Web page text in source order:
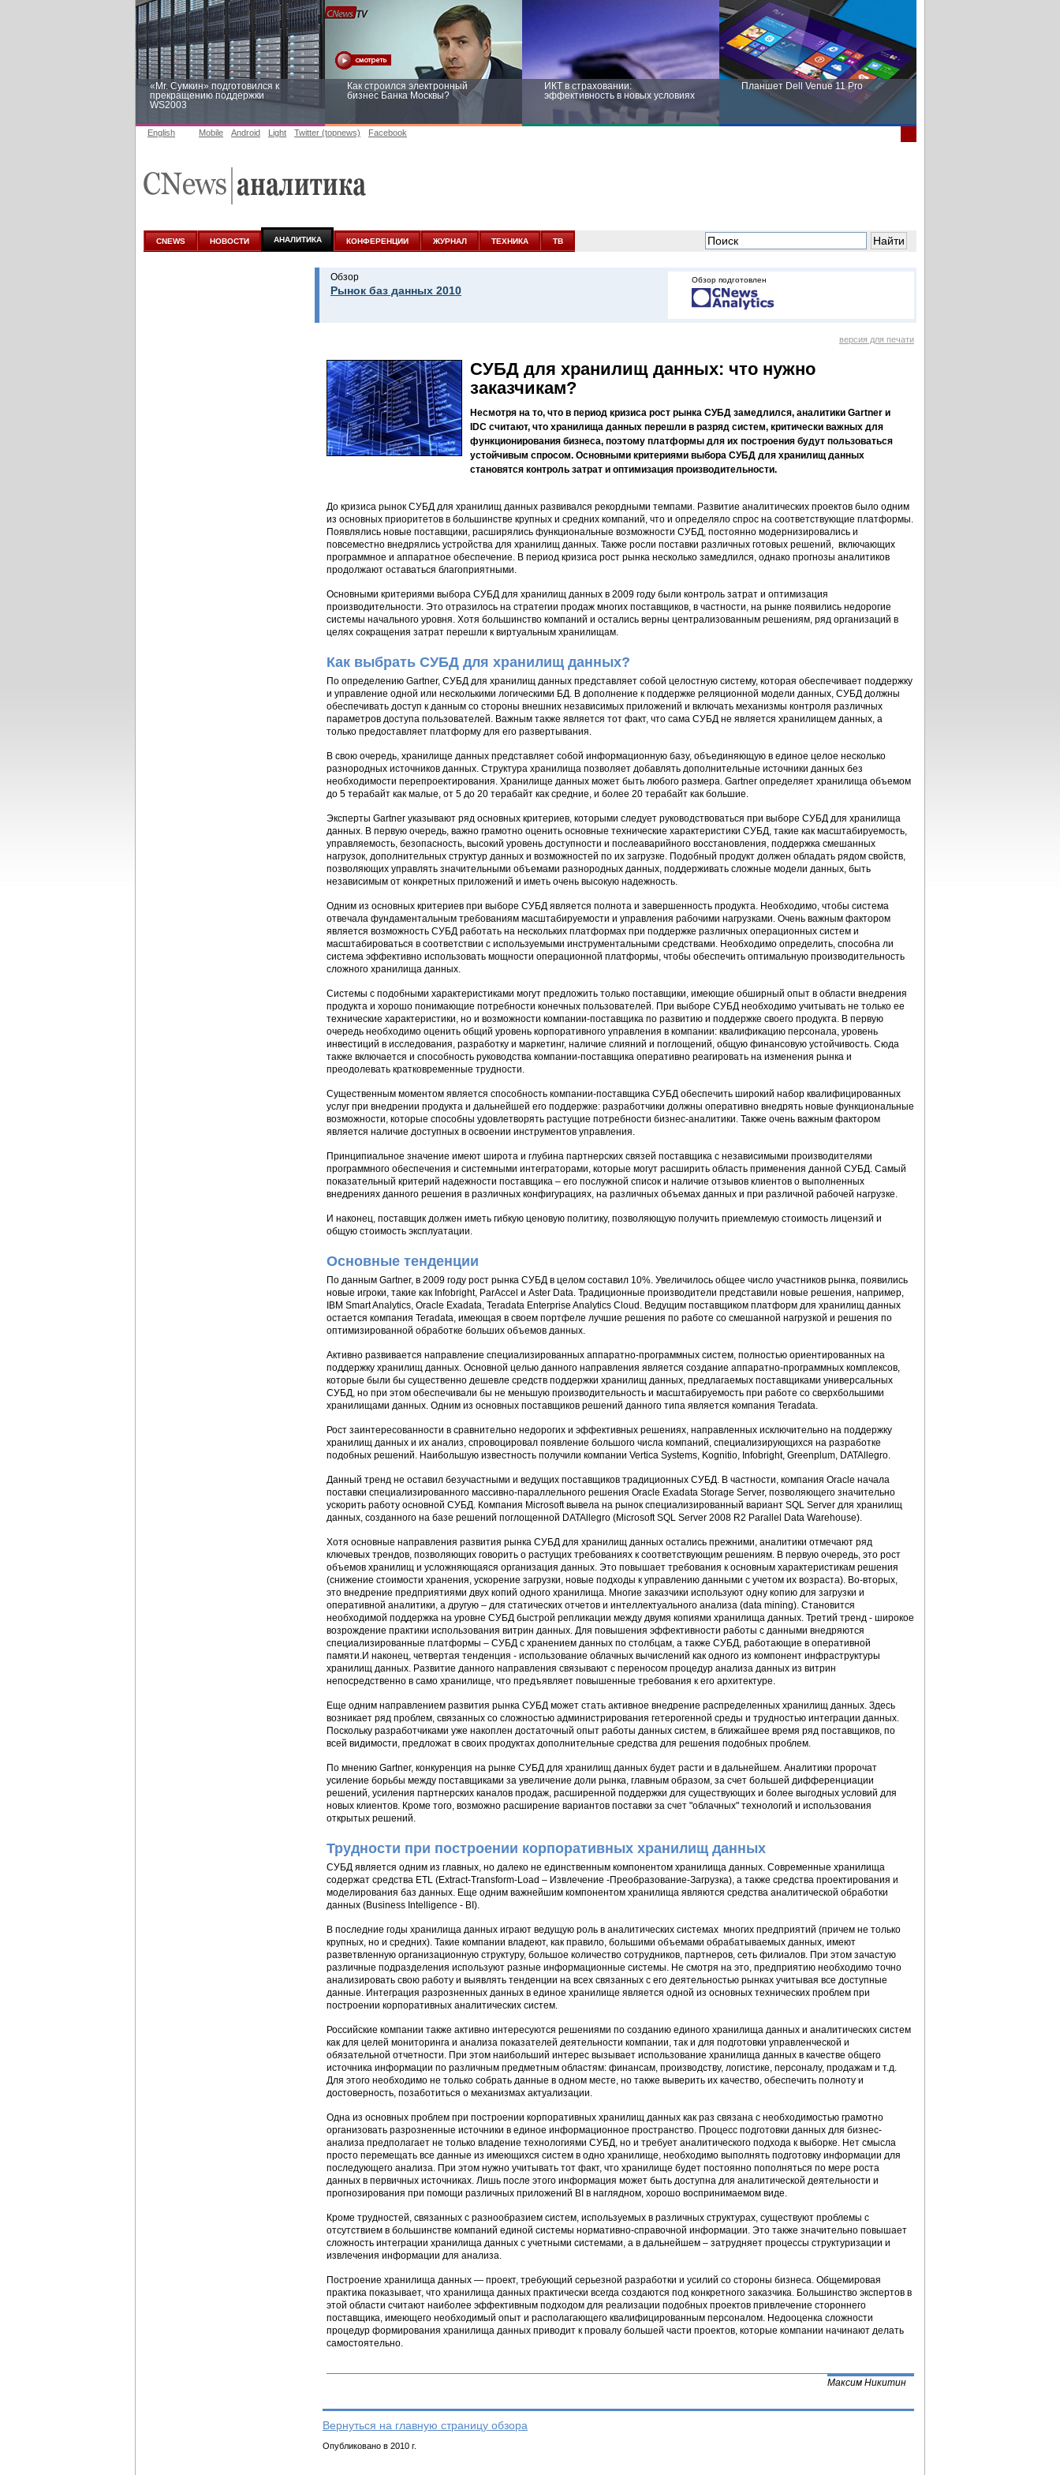
«Mr. Сумкин» подготовился к
прекращению поддержки
WS2003
Как строился электронный
бизнес Банка Москвы?
ИКТ в страховании:
эффективность в новых условиях
Планшет Dell Venue 11 Pro
аналитике
новых условиях
English Mobile Android Light Twitter (topnews) Facebook
CNEWS НОВОСТИ АНАЛИТИКА КОНФЕРЕНЦИИ ЖУРНАЛ ТЕХНИКА ТВ
Обзор
Рынок баз данных 2010
Обзор подготовлен
версия для печати
СУБД для хранилищ данных: что нужно
заказчикам?
Несмотря на то, что в период кризиса рост рынка СУБД замедлился, аналитики Gartner и
IDC считают, что хранилища данных перешли в разряд систем, критически важных для
функционирования бизнеса, поэтому платформы для их построения будут пользоваться
устойчивым спросом. Основными критериями выбора СУБД для хранилищ данных
становятся контроль затрат и оптимизация производительности.
До кризиса рынок СУБД для хранилищ данных развивался рекордными темпами. Развитие аналитических проектов было одним
из основных приоритетов в большинстве крупных и средних компаний, что и определяло спрос на соответствующие платформы.
Появлялись новые поставщики, расширялись функциональные возможности СУБД, постоянно модернизировались и
повсеместно внедрялись устройства для хранилищ данных. Также росли поставки различных готовых решений, включающих
программное и аппаратное обеспечение. В период кризиса рост рынка несколько замедлился, однако прогнозы аналитиков
продолжают оставаться благоприятными.
Основными критериями выбора СУБД для хранилищ данных в 2009 году были контроль затрат и оптимизация
производительности. Это отразилось на стратегии продаж многих поставщиков, в частности, на рынке появились недорогие
системы начального уровня. Хотя большинство компаний и остались верны централизованным решениям, ряд организаций в
целях сокращения затрат перешли к виртуальным хранилищам.
Как выбрать СУБД для хранилищ данных?
По определению Gartner, СУБД для хранилищ данных представляет собой целостную систему, которая обеспечивает поддержку
и управление одной или несколькими логическими БД. В дополнение к поддержке реляционной модели данных, СУБД должны
обеспечивать доступ к данным со стороны внешних независимых приложений и включать механизмы контроля различных
параметров доступа пользователей. Важным также является тот факт, что сама СУБД не является хранилищем данных, а
только предоставляет платформу для его развертывания.
В свою очередь, хранилище данных представляет собой информационную базу, объединяющую в единое целое несколько
разнородных источников данных. Структура хранилища позволяет добавлять дополнительные источники данных без
необходимости перепроектирования. Хранилище данных может быть любого размера. Gartner определяет хранилища объемом
до 5 терабайт как малые, от 5 до 20 терабайт как средние, и более 20 терабайт как большие.
Эксперты Gartner указывают ряд основных критериев, которыми следует руководствоваться при выборе СУБД для хранилища
данных. В первую очередь, важно грамотно оценить основные технические характеристики СУБД, такие как масштабируемость,
управляемость, безопасность, высокий уровень доступности и послеаварийного восстановления, поддержка смешанных
нагрузок, дополнительных структур данных и возможностей по их загрузке. Подобный продукт должен обладать рядом свойств,
позволяющих управлять значительными объемами разнородных данных, поддерживать сложные модели данных, быть
независимым от конкретных приложений и иметь очень высокую надежность.
Одним из основных критериев при выборе СУБД является полнота и завершенность продукта. Необходимо, чтобы система
отвечала фундаментальным требованиям масштабируемости и управления рабочими нагрузками. Очень важным фактором
является возможность СУБД работать на нескольких платформах при поддержке различных операционных систем и
масштабироваться в соответствии с используемыми инструментальными средствами. Необходимо определить, способна ли
система эффективно использовать мощности операционной платформы, чтобы обеспечить оптимальную производительность
сложного хранилища данных.
Системы с подобными характеристиками могут предложить только поставщики, имеющие обширный опыт в области внедрения
продукта и хорошо понимающие потребности конечных пользователей. При выборе СУБД необходимо учитывать не только ее
технические характеристики, но и возможности компании-поставщика по развитию и поддержке своего продукта. В первую
очередь необходимо оценить общий уровень корпоративного управления в компании: квалификацию персонала, уровень
инвестиций в исследования, разработку и маркетинг, наличие слияний и поглощений, общую финансовую устойчивость. Сюда
также включается и способность руководства компании-поставщика оперативно реагировать на изменения рынка и
преодолевать кратковременные трудности.
Существенным моментом является способность компании-поставщика СУБД обеспечить широкий набор квалифицированных
услуг при внедрении продукта и дальнейшей его поддержке: разработчики должны оперативно внедрять новые функциональные
возможности, которые способны удовлетворять растущие потребности бизнес-аналитики. Также очень важным фактором
является наличие доступных в освоении инструментов управления.
Принципиальное значение имеют широта и глубина партнерских связей поставщика с независимыми производителями
программного обеспечения и системными интеграторами, которые могут расширить область применения данной СУБД. Самый
показательный критерий надежности поставщика – его послужной список и наличие отзывов клиентов о выполненных
внедрениях данного решения в различных конфигурациях, на различных объемах данных и при различной рабочей нагрузке.
И наконец, поставщик должен иметь гибкую ценовую политику, позволяющую получить приемлемую стоимость лицензий и
общую стоимость эксплуатации.
Основные тенденции
По данным Gartner, в 2009 году рост рынка СУБД в целом составил 10%. Увеличилось общее число участников рынка, появились
новые игроки, такие как Infobright, ParAccel и Aster Data. Традиционные производители представили новые решения, например,
IBM Smart Analytics, Oracle Exadata, Teradata Enterprise Analytics Cloud. Ведущим поставщиком платформ для хранилищ данных
остается компания Teradata, имеющая в своем портфеле лучшие решения по работе со смешанной нагрузкой и решения по
оптимизированной обработке больших объемов данных.
Активно развивается направление специализированных аппаратно-программных систем, полностью ориентированных на
поддержку хранилищ данных. Основной целью данного направления является создание аппаратно-программных комплексов,
которые были бы существенно дешевле средств поддержки хранилищ данных, предлагаемых поставщиками универсальных
СУБД, но при этом обеспечивали бы не меньшую производительность и масштабируемость при работе со сверхбольшими
хранилищами данных. Одним из основных поставщиков решений данного типа является компания Teradata.
Рост заинтересованности в сравнительно недорогих и эффективных решениях, направленных исключительно на поддержку
хранилищ данных и их анализ, спровоцировал появление большого числа компаний, специализирующихся на разработке
подобных решений. Наибольшую известность получили компании Vertica Systems, Kognitio, Infobright, Greenplum, DATAllegro.
Данный тренд не оставил безучастными и ведущих поставщиков традиционных СУБД. В частности, компания Oracle начала
поставки специализированного массивно-параллельного решения Oracle Exadata Storage Server, позволяющего значительно
ускорить работу основной СУБД. Компания Microsoft вывела на рынок специализированный вариант SQL Server для хранилищ
данных, созданного на базе решений поглощенной DATAllegro (Microsoft SQL Server 2008 R2 Parallel Data Warehouse).
Хотя основные направления развития рынка СУБД для хранилищ данных остались прежними, аналитики отмечают ряд
ключевых трендов, позволяющих говорить о растущих требованиях к соответствующим решениям. В первую очередь, это рост
объемов хранилищ и усложняющаяся организация данных. Это повышает требования к основным характеристикам решения
(снижение стоимости хранения, ускорение загрузки, новые подходы к управлению данными с учетом их возраста). Во-вторых,
это внедрение предприятиями двух копий одного хранилища. Многие заказчики используют одну копию для загрузки и
оперативной аналитики, а другую – для статических отчетов и интеллектуального анализа (data mining). Становится
необходимой поддержка на уровне СУБД быстрой репликации между двумя копиями хранилища данных. Третий тренд - широкое
возрождение практики использования витрин данных. Для повышения эффективности работы с данными внедряются
специализированные платформы – СУБД с хранением данных по столбцам, а также СУБД, работающие в оперативной
памяти.И наконец, четвертая тенденция - использование облачных вычислений как одного из компонент инфраструктуры
хранилищ данных. Развитие данного направления связывают с переносом процедур анализа данных из витрин
непосредственно в само хранилище, что предъявляет повышенные требования к его архитектуре.
Еще одним направлением развития рынка СУБД может стать активное внедрение распределенных хранилищ данных. Здесь
возникает ряд проблем, связанных со сложностью администрирования гетерогенной среды и трудностью интеграции данных.
Поскольку разработчиками уже накоплен достаточный опыт работы данных систем, в ближайшее время ряд поставщиков, по
всей видимости, предложат в своих продуктах дополнительные средства для решения подобных проблем.
По мнению Gartner, конкуренция на рынке СУБД для хранилищ данных будет расти и в дальнейшем. Аналитики пророчат
усиление борьбы между поставщиками за увеличение доли рынка, главным образом, за счет большей дифференциации
решений, усиления партнерских каналов продаж, расширенной поддержки для существующих и более выгодных условий для
новых клиентов. Кроме того, возможно расширение вариантов поставки за счет "облачных" технологий и использования
открытых решений.
Трудности при построении корпоративных хранилищ данных
СУБД является одним из главных, но далеко не единственным компонентом хранилища данных. Современные хранилища
содержат средства ETL (Extract-Transform-Load – Извлечение -Преобразование-Загрузка), а также средства проектирования и
моделирования баз данных. Еще одним важнейшим компонентом хранилища являются средства аналитической обработки
данных (Business Intelligence - BI).
В последние годы хранилища данных играют ведущую роль в аналитических системах многих предприятий (причем не только
крупных, но и средних). Такие компании владеют, как правило, большими объемами обрабатываемых данных, имеют
разветвленную организационную структуру, большое количество сотрудников, партнеров, сеть филиалов. При этом зачастую
различные подразделения используют разные информационные системы. Не смотря на это, предприятию необходимо точно
анализировать свою работу и выявлять тенденции на всех связанных с его деятельностью рынках учитывая все доступные
данные. Интеграция разрозненных данных в единое хранилище является одной из основных технических проблем при
построении корпоративных аналитических систем.
Российские компании также активно интересуются решениями по созданию единого хранилища данных и аналитических систем
как для целей мониторинга и анализа показателей деятельности компании, так и для подготовки управленческой и
обязательной отчетности. При этом наибольший интерес вызывает использование хранилища данных в качестве общего
источника информации по различным предметным областям: финансам, производству, логистике, персоналу, продажам и т.д.
Для этого необходимо не только собрать данные в одном месте, но также выверить их качество, обеспечить полноту и
достоверность, позаботиться о механизмах актуализации.
Одна из основных проблем при построении корпоративных хранилищ данных как раз связана с необходимостью грамотно
организовать разрозненные источники в единое информационное пространство. Процесс подготовки данных для бизнес-
анализа предполагает не только владение технологиями СУБД, но и требует аналитического подхода к выборке. Нет смысла
просто перемещать все данные из имеющихся систем в одно хранилище, необходимо выполнять подготовку информации для
последующего анализа. При этом нужно учитывать тот факт, что хранилище будет постоянно пополняться по мере роста
данных в первичных источниках. Лишь после этого информация может быть доступна для аналитической деятельности и
прогнозирования при помощи различных приложений BI в наглядном, хорошо воспринимаемом виде.
Кроме трудностей, связанных с разнообразием систем, используемых в различных структурах, существуют проблемы с
отсутствием в большинстве компаний единой системы нормативно-справочной информации. Это также значительно повышает
сложность интеграции хранилища данных с учетными системами, а в дальнейшем – затрудняет процессы структуризации и
извлечения информации для анализа.
Построение хранилища данных — проект, требующий серьезной разработки и усилий со стороны бизнеса. Общемировая
практика показывает, что хранилища данных практически всегда создаются под конкретного заказчика. Большинство экспертов в
этой области считают наиболее эффективным подходом для реализации подобных проектов привлечение стороннего
поставщика, имеющего необходимый опыт и располагающего квалифицированным персоналом. Недооценка сложности
процедур формирования хранилища данных приводит к провалу большей части проектов, которые компании начинают делать
самостоятельно.
Максим Никитин
Вернуться на главную страницу обзора
Опубликовано в 2010 г.